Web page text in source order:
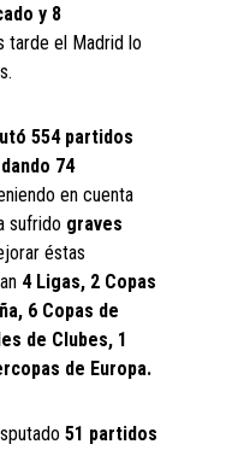
y 8
tarde el Madrid lo
554 partidos
74
en cuenta
sufrido graves
éstas
4 Ligas, 2 Copas
6 Copas de
de Clubes, 1
de Europa.
51 partidos